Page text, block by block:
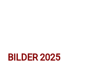
BILDER 2025